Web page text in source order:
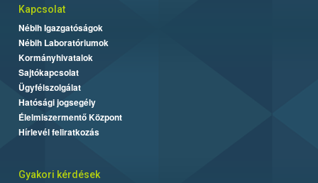
Kapcsolat
Nébih Igazgatóságok
Nébih Laboratóriumok
Kormányhivatalok
Sajtókapcsolat
Ügyfélszolgálat
Hatósági jogsegély
Élelmiszermentő Központ
Hírlevél feliratkozás
Gyakori kérdések